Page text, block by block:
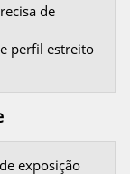
de
perfil estreito
exposição